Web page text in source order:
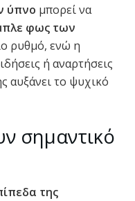
ύπνο μπορεί να
φως των
ρυθμό, ενώ η
ή αναρτήσεις
αυξάνει το ψυχικό
σημαντικό
της